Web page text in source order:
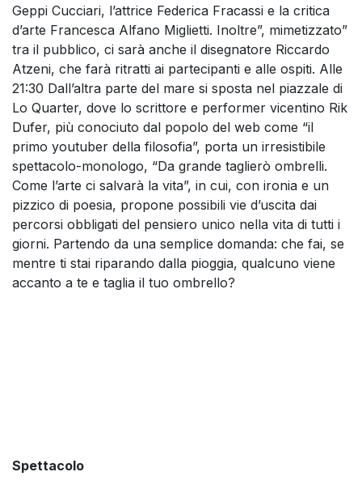
Geppi Cucciari, l’attrice Federica Fracassi e la critica
d’arte Francesca Alfano Miglietti. Inoltre”, mimetizzato”
tra il pubblico, ci sarà anche il disegnatore Riccardo
Atzeni, che farà ritratti ai partecipanti e alle ospiti. Alle
21:30 Dall’altra parte del mare si sposta nel piazzale di
Lo Quarter, dove lo scrittore e performer vicentino Rik
Dufer, più conociuto dal popolo del web come “il
primo youtuber della filosofia”, porta un irresistibile
spettacolo-monologo, “Da grande taglierò ombrelli.
Come l’arte ci salvarà la vita”, in cui, con ironia e un
pizzico di poesia, propone possibili vie d’uscita dai
percorsi obbligati del pensiero unico nella vita di tutti i
giorni. Partendo da una semplice domanda: che fai, se
mentre ti stai riparando dalla pioggia, qualcuno viene
accanto a te e taglia il tuo ombrello?
Spettacolo